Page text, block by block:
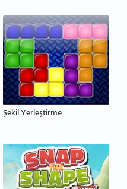
Şekil Yerleştirme